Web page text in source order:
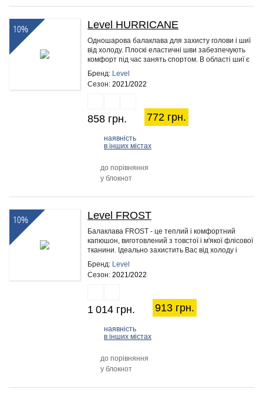
10% Level HURRICANE
Одношарова балаклава для захисту голови і шиї
від холоду. Плоскі еластичні шви забезпечують
комфорт під час занять спортом. В області шиї є
додаткова тепла…
Бренд: Level
Сезон: 2021/2022
858 грн. 772 грн.
наявність
в інших містах
до порівняння
у блокнот
10% Level FROST
Балаклава FROST - це теплий і комфортний
капюшон, виготовлений з товстої і м'якої флісової
тканини. Ідеально захистить Вас від холоду і
вітру. Підходить для…
Бренд: Level
Сезон: 2021/2022
1 014 грн. 913 грн.
наявність
в інших містах
до порівняння
у блокнот